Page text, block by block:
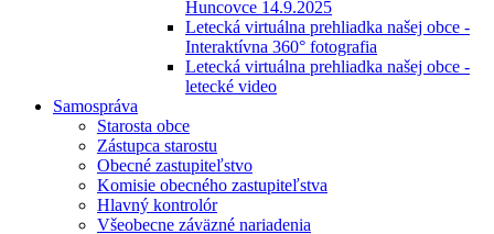
Huncovce 14.9.2025
Letecká virtuálna prehliadka našej obce -
Interaktívna 360° fotografia
Letecká virtuálna prehliadka našej obce -
letecké video
Samospráva
Starosta obce
Zástupca starostu
Obecné zastupiteľstvo
Komisie obecného zastupiteľstva
Hlavný kontrolór
Všeobecne záväzné nariadenia